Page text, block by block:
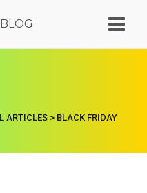
ARTICLES > BLACK FRIDAY